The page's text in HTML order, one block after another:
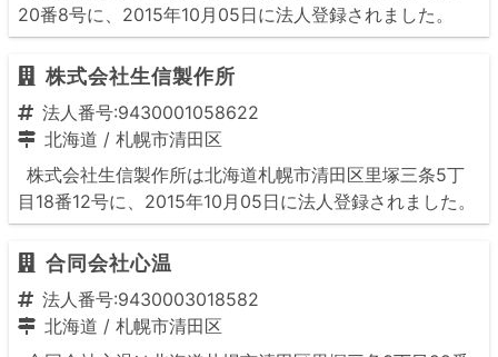
20番8号に、2015年10月05日に法人登録されました。
株式会社生信製作所
法人番号:9430001058622
北海道 / 札幌市清田区
株式会社生信製作所は北海道札幌市清田区里塚三条5丁
目18番12号に、2015年10月05日に法人登録されました。
合同会社心温
法人番号:9430003018582
北海道 / 札幌市清田区